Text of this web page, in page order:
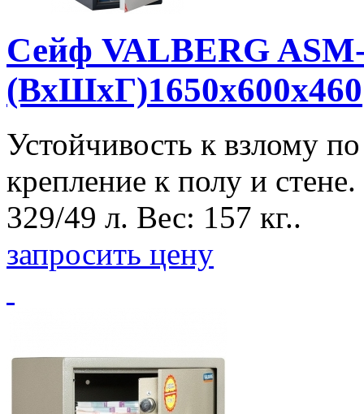
Сейф VALBERG
(ВхШхГ)1650x600x460
Устойчивость к взлому
крепление к полу и
329/49 л. Вес: 157 кг..
запросить цену